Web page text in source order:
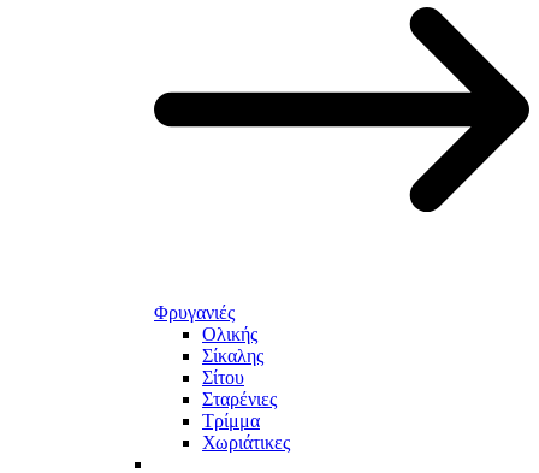
Φρυγανιές
Ολικής
Σίκαλης
Σίτου
Σταρένιες
Τρίμμα
Χωριάτικες